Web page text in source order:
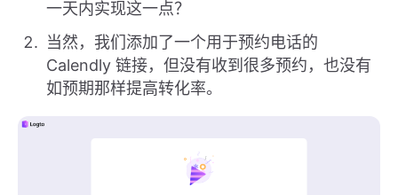
一天内实现这一点？
当然，我们添加了一个用于预约电话的
Calendly 链接，但没有收到很多预约，也没有
如预期那样提高转化率。